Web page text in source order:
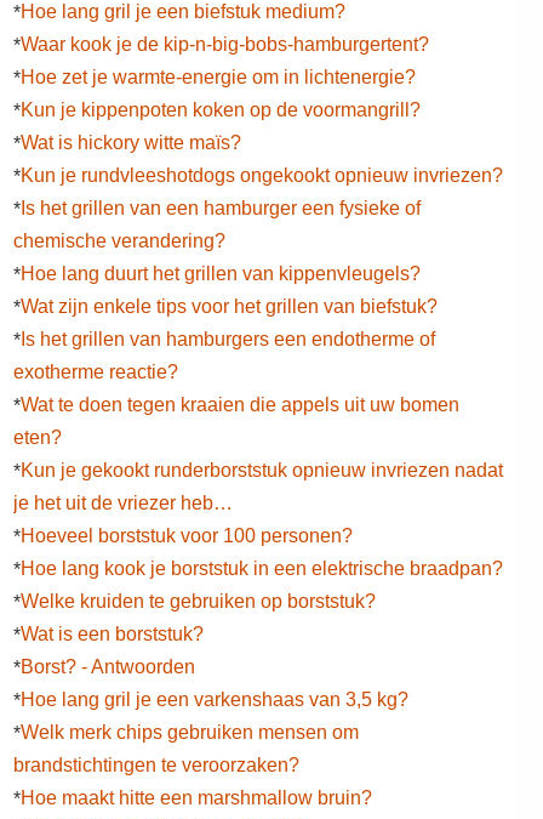
*Hoe lang gril je een biefstuk medium?
*Waar kook je de kip-n-big-bobs-hamburgertent?
*Hoe zet je warmte-energie om in lichtenergie?
*Kun je kippenpoten koken op de voormangrill?
*Wat is hickory witte maïs?
*Kun je rundvleeshotdogs ongekookt opnieuw invriezen?
* Is het grillen van een hamburger een fysieke of
chemische verandering?
*Hoe lang duurt het grillen van kippenvleugels?
*Wat zijn enkele tips voor het grillen van biefstuk?
* Is het grillen van hamburgers een endotherme of
exotherme reactie?
*Wat te doen tegen kraaien die appels uit uw bomen
eten?
*Kun je gekookt runderborststuk opnieuw invriezen nadat
je het uit de vriezer heb…
*Hoeveel borststuk voor 100 personen?
*Hoe lang kook je borststuk in een elektrische braadpan?
*Welke kruiden te gebruiken op borststuk?
*Wat is een borststuk?
*Borst? - Antwoorden
*Hoe lang gril je een varkenshaas van 3,5 kg?
*Welk merk chips gebruiken mensen om
brandstichtingen te veroorzaken?
*Hoe maakt hitte een marshmallow bruin?